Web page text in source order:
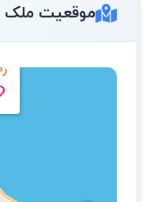
موقعیت ملک